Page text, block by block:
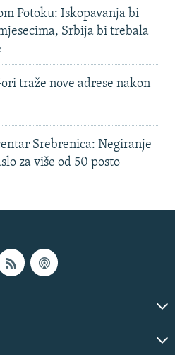
Potoku: Iskopavanja bi
Srbija bi trebala
traže nove adrese nakon
Srebrenica: Negiranje
za više od 50 posto